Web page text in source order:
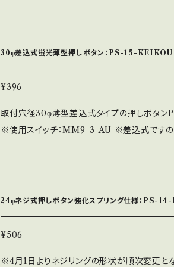
かりと固定する事ができません。 ※適正取付
30φ差込式蛍光薄型押しボタン：PS-15-KEIKOU
¥396
取付穴径30φ薄型差込式タイプの押しボタン
※使用スイッチ：MM9-3-AU ※差込式です
24φネジ式押しボタン強化スプリング仕様：PS-
¥506
※4月1日よりネジリングの形状が順次変更と